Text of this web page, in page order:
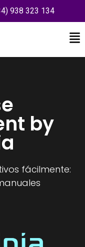
938 323 134
by
fácilmente: